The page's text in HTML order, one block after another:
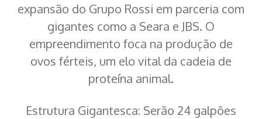
expansão do Grupo Rossi em parceria com
gigantes como a Seara e JBS. O
empreendimento foca na produção de
ovos férteis, um elo vital da cadeia de
proteína animal.
Estrutura Gigantesca: Serão 24 galpões